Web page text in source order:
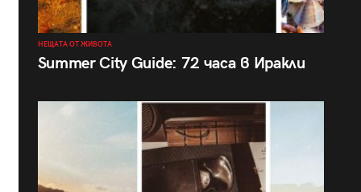
НЕЩАТА ОТ ЖИВОТА
Summer City Guide: 72 часа в Иракли